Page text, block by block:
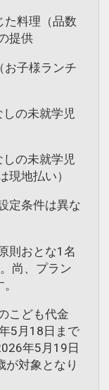
た料理（品数
提供
お子様ランチ
の未就学児
しの未就学児
現地払い）
定条件は異な
則おとな1名
尚、プラン
こども代金
5月18日まで
年5月19日
が対象となり